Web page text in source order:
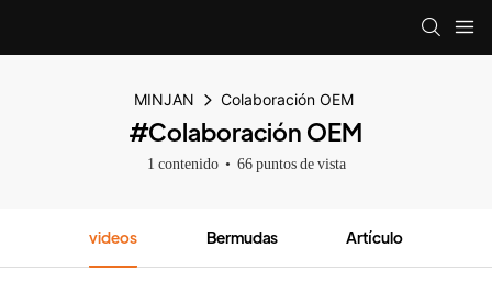
MINJAN Colaboración OEM
#Colaboración OEM
1 contenido 66 puntos de vista
videos Bermudas Artículo